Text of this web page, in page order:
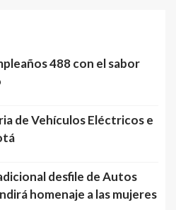
488 con el sabor
de Vehículos Eléctricos e
desfile de Autos
homenaje a las mujeres